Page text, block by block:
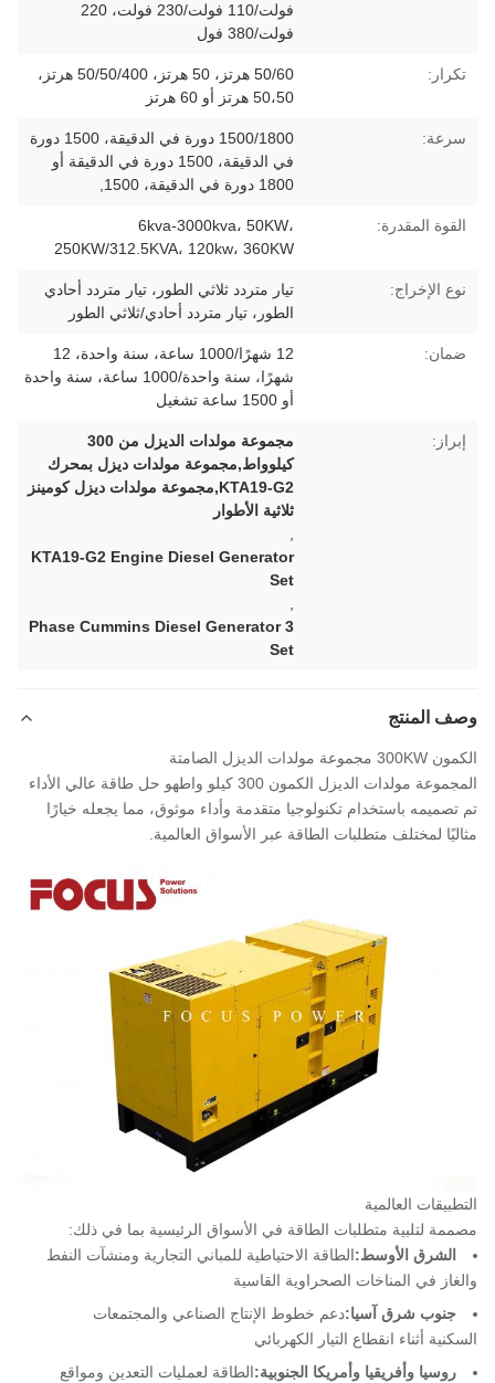
فولت/110 فولت/230 فولت، 220
فولت/380 فول
تكرار:
50/60 هرتز، 50 هرتز، 50/50/400 هرتز،
50،50 هرتز أو 60 هرتز
سرعة:
1500/1800 دورة في الدقيقة، 1500 دورة
في الدقيقة، 1500 دورة في الدقيقة أو
1800 دورة في الدقيقة، 1500,
القوة المقدرة:
6kva-3000kva، 50KW،
250KW/312.5KVA، 120kw، 360KW
نوع الإخراج:
تيار متردد ثلاثي الطور، تيار متردد أحادي
الطور، تيار متردد أحادي/ثلاثي الطور
ضمان:
12 شهرًا/1000 ساعة، سنة واحدة، 12
شهرًا، سنة واحدة/1000 ساعة، سنة واحدة
أو 1500 ساعة تشغيل
إبراز:
مجموعة مولدات الديزل من 300
كيلوواط,مجموعة مولدات ديزل بمحرك
KTA19-G2,مجموعة مولدات ديزل كومينز
ثلاثية الأطوار
KTA19-G2 Engine Diesel Generator
Set
3 Phase Cummins Diesel Generator
Set
وصف المنتج
الكمون 300KW مجموعة مولدات الديزل الصامتة
المجموعة مولدات الديزل الكمون 300 كيلو واط
هو حل طاقة عالي الأداء
تم تصميمه باستخدام تكنولوجيا متقدمة وأداء موثوق، مما يجعله خيارًا
مثاليًا لمختلف متطلبات الطاقة عبر الأسواق العالمية.
التطبيقات العالمية
مصممة لتلبية متطلبات الطاقة في الأسواق الرئيسية بما في ذلك:
الشرق الأوسط:الطاقة الاحتياطية للمباني التجارية ومنشآت النفط
والغاز في المناخات الصحراوية القاسية
جنوب شرق آسيا:دعم خطوط الإنتاج الصناعي والمجتمعات
السكنية أثناء انقطاع التيار الكهربائي
روسيا وأفريقيا وأمريكا الجنوبية:الطاقة لعمليات التعدين ومواقع